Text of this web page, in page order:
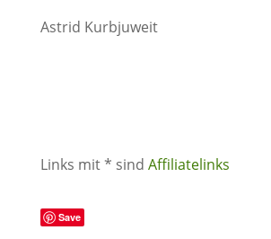
Astrid Kurbjuweit
Links mit * sind Affiliatelinks
Save